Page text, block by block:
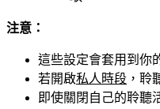
注意：
這些設定會套用到你
若開啟私人時段 ，聆
即使關閉自己的聆聽